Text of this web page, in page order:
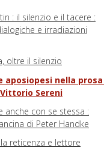
: il silenzio e il tacere :
e irradiazioni
oltre il silenzio
aposiopesi nella
Sereni
anche con se stessa :
di Peter Handke
reticenza e lettore